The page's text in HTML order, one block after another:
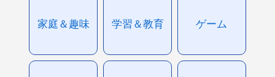
家庭＆趣味 学習＆教育 ゲーム